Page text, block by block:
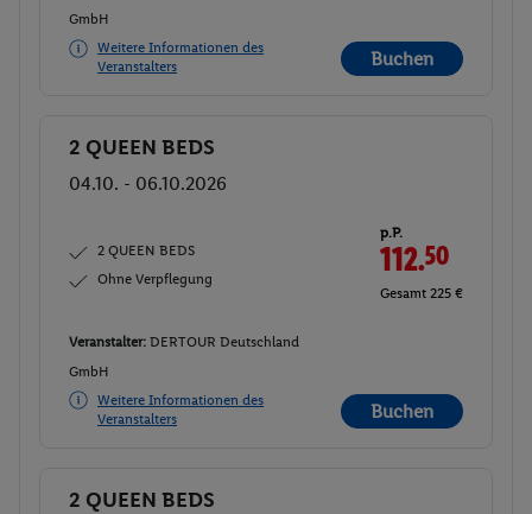
GmbH
Weitere Informationen des
Veranstalters
Buchen
Buchen
2 QUEEN BEDS
04.10. - 06.10.2026
2 QUEEN BEDS
Ohne Verpflegung
p.P.
112.50
Gesamt 225 €
Veranstalter: DERTOUR Deutschland
GmbH
Weitere Informationen des
Veranstalters
Buchen
Buchen
2 QUEEN BEDS